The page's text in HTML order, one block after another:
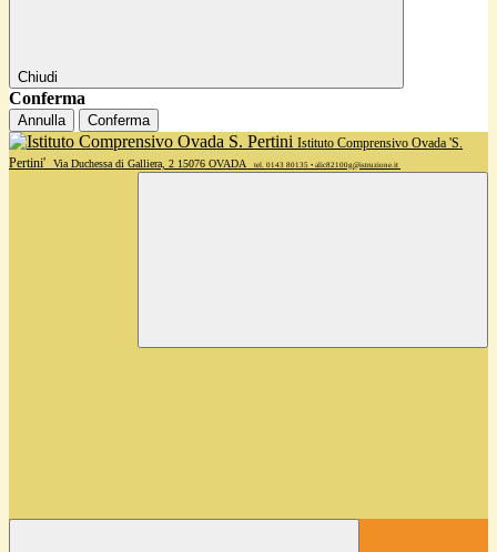
Chiudi
Conferma
Annulla Conferma
Istituto Comprensivo Ovada 'S.
Pertini'
Via Duchessa di Galliera, 2 15076 OVADA tel. 0143 80135 • alic82100g@istruzione.it